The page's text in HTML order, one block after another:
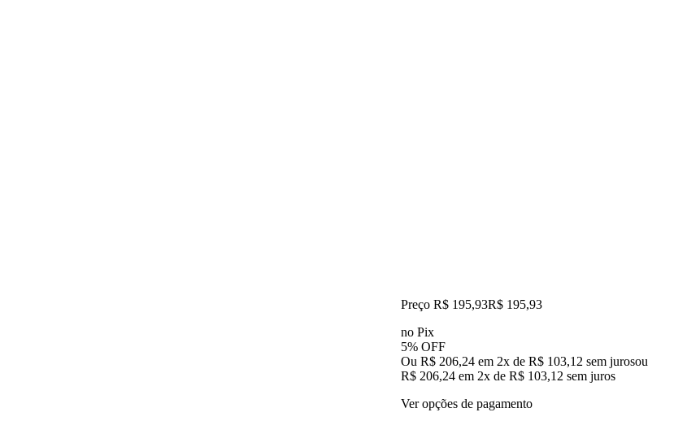
Preço R$ 195,93R$ 195,93
no Pix
5% OFF
Ou R$ 206,24 em 2x de R$ 103,12 sem jurosou
R$ 206,24 em 2x de R$ 103,12 sem juros
Ver opções de pagamento